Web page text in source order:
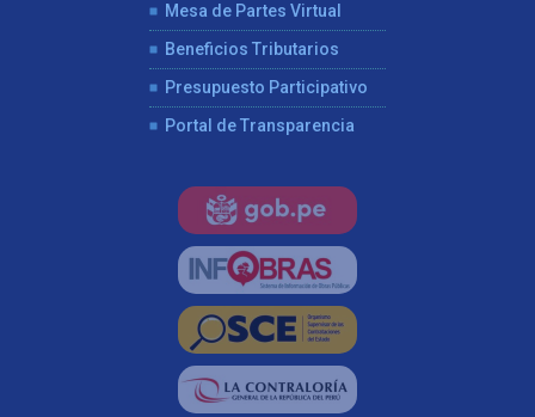
Mesa de Partes Virtual
Beneficios Tributarios
Presupuesto Participativo
Portal de Transparencia